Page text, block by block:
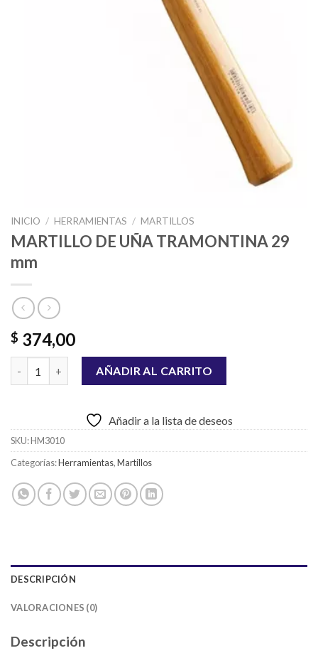
INICIO / HERRAMIENTAS / MARTILLOS
MARTILLO DE UÑA TRAMONTINA 29
mm
$ 374,00
MARTILLO DE UÑA TRAMONTINA 29 mm cantidad
AÑADIR AL CARRITO
Añadir a la lista de deseos
SKU:HM3010
Categorías:Herramientas,Martillos
DESCRIPCIÓN
VALORACIONES (0)
Descripción